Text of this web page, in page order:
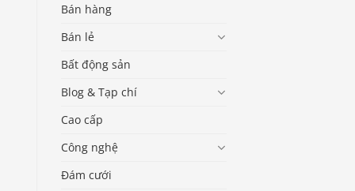
Bán hàng
Bán lẻ
Bất động sản
Blog & Tạp chí
Cao cấp
Công nghệ
Đám cưới